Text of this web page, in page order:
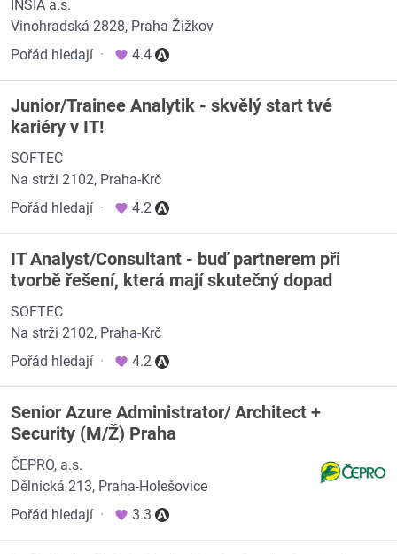
INSIA a.s.
Vinohradská 2828, Praha-Žižkov
Pořád hledají · 4.4
Junior/Trainee Analytik - skvělý start tvé
kariéry v IT!
SOFTEC
Na strži 2102, Praha-Krč
Pořád hledají · 4.2
IT Analyst/Consultant - buď partnerem při
tvorbě řešení, která mají skutečný dopad
SOFTEC
Na strži 2102, Praha-Krč
Pořád hledají · 4.2
Senior Azure Administrator/ Architect +
Security (M/Ž) Praha
ČEPRO, a.s.
Dělnická 213, Praha-Holešovice
Pořád hledají · 3.3